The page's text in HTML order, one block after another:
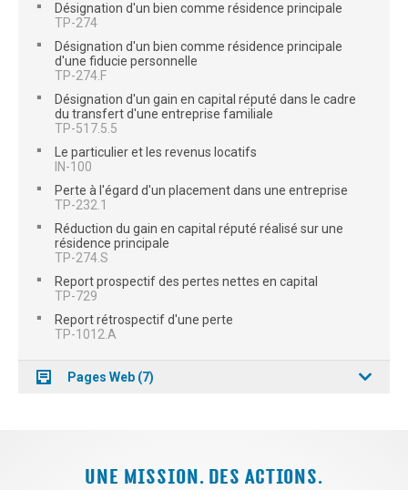
Désignation d'un bien comme résidence principale
TP-274
Désignation d'un bien comme résidence principale
d'une fiducie personnelle
TP-274.F
Désignation d'un gain en capital réputé dans le cadre
du transfert d'une entreprise familiale
TP-517.5.5
Le particulier et les revenus locatifs
IN-100
Perte à l'égard d'un placement dans une entreprise
TP-232.1
Réduction du gain en capital réputé réalisé sur une
résidence principale
TP-274.S
Report prospectif des pertes nettes en capital
TP-729
Report rétrospectif d'une perte
TP-1012.A
Pages Web (7)
UNE MISSION. DES ACTIONS.